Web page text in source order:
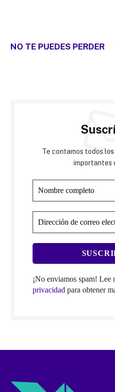
NO TE PUEDES PERDER
Te contamos todos
importantes
¡No enviamos spam! Lee
privacidad para obtener